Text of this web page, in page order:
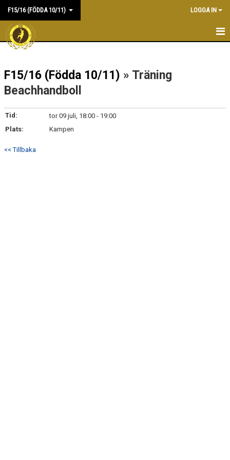
F15/16 (FÖDDA 10/11) LOGGA IN
HEM
NYHETER
KALENDER
MATCHER
F15/16 (Födda 10/11) » Träning
Beachhandboll
Tid:
tor 09 juli, 18:00 - 19:00
Plats:
Kampen
<< Tillbaka